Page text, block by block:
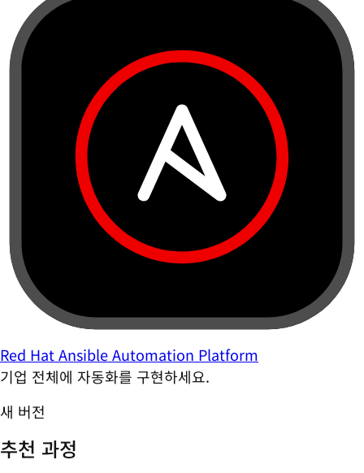
Red Hat Ansible Automation Platform
기업 전체에 자동화를 구현하세요.
새 버전
추천 과정